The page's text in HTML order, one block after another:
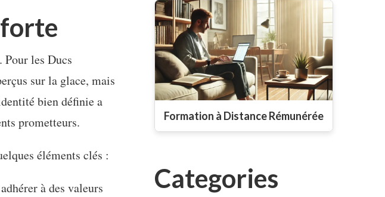
forte
Pour les Ducs
sur la glace, mais
bien définie a
prometteurs.
éléments clés :
à des valeurs
Formation à Distance Rémunérée
Categories